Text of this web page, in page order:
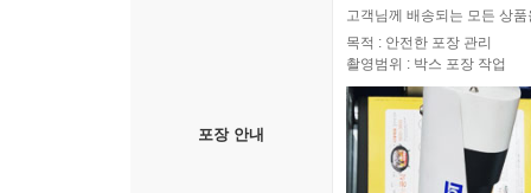
포장 안내
고객님께 배송되는 모든 상
목적 : 안전한 포장 관리
촬영범위 : 박스 포장 작업